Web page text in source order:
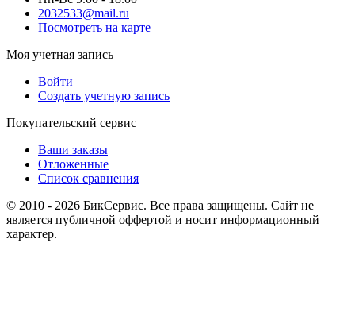
2032533@mail.ru
Посмотреть на карте
Моя учетная запись
Войти
Создать учетную запись
Покупательский сервис
Ваши заказы
Отложенные
Список сравнения
© 2010 - 2026 БикСервис. Все права защищены. Сайт не
является публичной оффертой и носит информационный
характер.